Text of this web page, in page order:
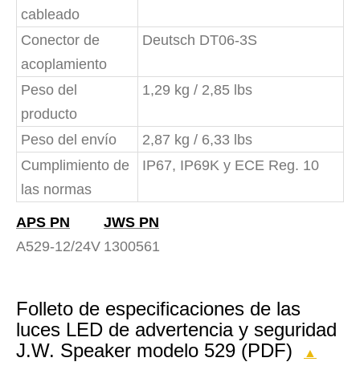
cableado
Conector de
acoplamiento
Deutsch DT06-3S
Peso del
producto
1,29 kg / 2,85 lbs
Peso del envío
2,87 kg / 6,33 lbs
Cumplimiento de
las normas
IP67, IP69K y ECE Reg. 10
APS PN
JWS PN
A529-12/24V 1300561
Folleto de especificaciones de las
luces LED de advertencia y seguridad
J.W. Speaker modelo 529 (PDF)
▲